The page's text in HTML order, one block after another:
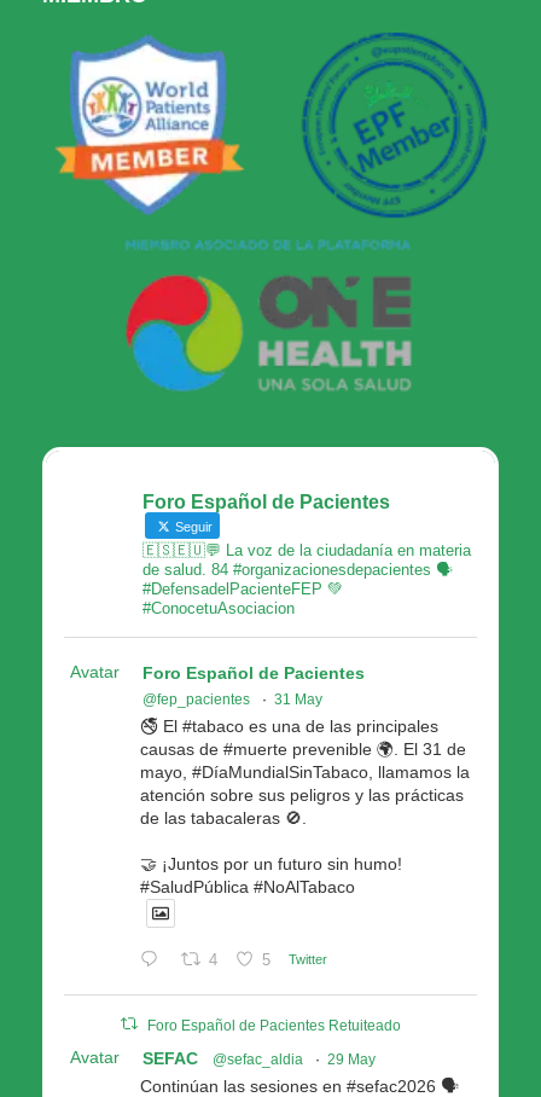
Foro Español de Pacientes
Seguir
🇪🇸🇪🇺💬 La voz de la ciudadanía en materia
de salud. 84 #organizacionesdepacientes 🗣
#DefensadelPacienteFEP 💚
#ConocetuAsociacion
Avatar Foro Español de Pacientes
@fep_pacientes · 31 May
🚭 El #tabaco es una de las principales
causas de #muerte prevenible 🌍. El 31 de
mayo, #DíaMundialSinTabaco, llamamos la
atención sobre sus peligros y las prácticas
de las tabacaleras 🚫.
🤝 ¡Juntos por un futuro sin humo!
#SaludPública #NoAlTabaco
4 5 Twitter
Foro Español de Pacientes Retuiteado
Avatar SEFAC @sefac_aldia · 29 May
Continúan las sesiones en #sefac2026 🗣️